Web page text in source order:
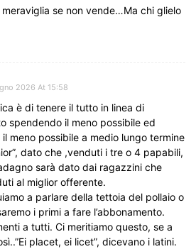
meraviglia se non vende…Ma chi glielo
2026 At 15:58
è di tenere il tutto in linea di
spendendo il meno possibile ed
meno possibile a medio lungo termine
dato che ,venduti i tre o 4 papabili,
sarà dato dai ragazzini che
al miglior offerente.
a parlare della tettoia del pollaio o
i primi a fare l’abbonamento.
a tutti. Ci meritiamo questo, se a
placet, ei licet”, dicevano i latini.